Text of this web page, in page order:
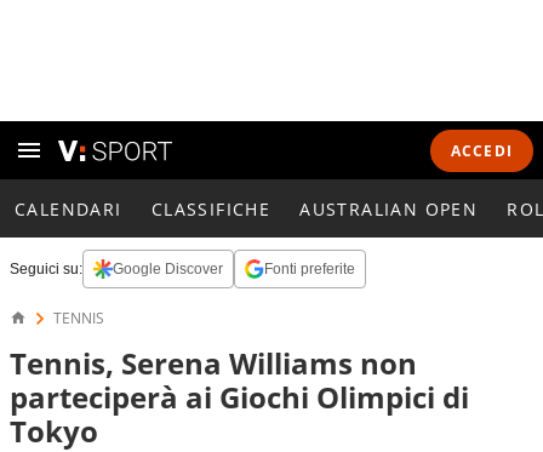
ACCEDI
CALENDARI CLASSIFICHE AUSTRALIAN OPEN
Seguici su: Google Discover Fonti preferite
TENNIS
Tennis, Serena Williams non
parteciperà ai Giochi Olimpici di
Tokyo